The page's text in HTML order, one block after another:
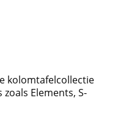
kolomtafelcollectie
Elements, S-